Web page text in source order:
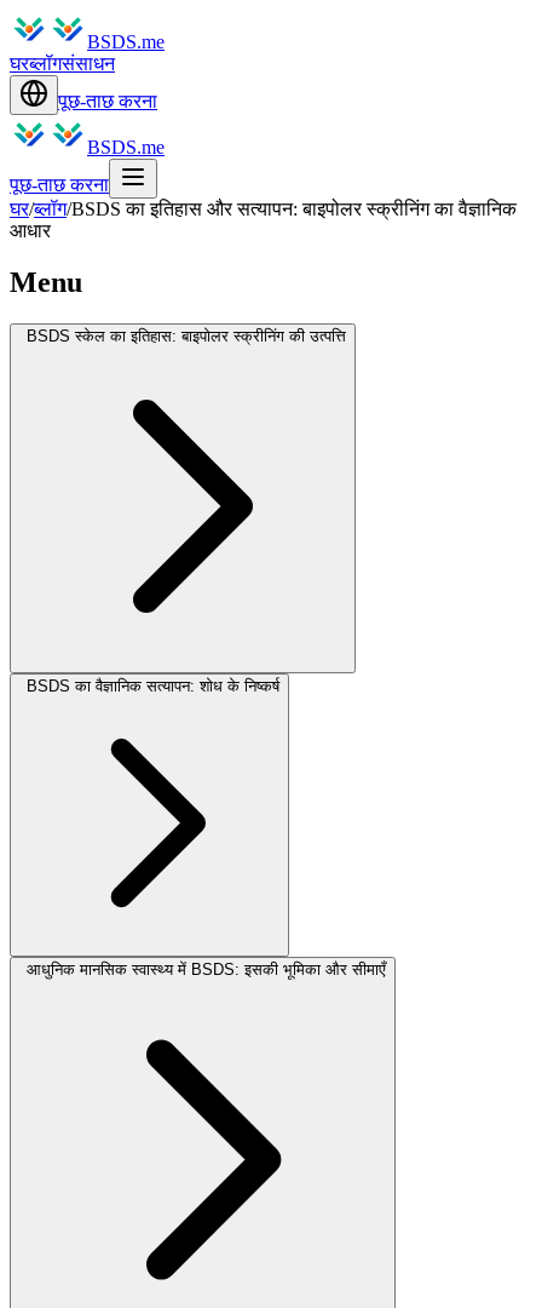
BSDS.me
घरब्लॉगसंसाधन
पूछ-ताछ करना
BSDS.me
पूछ-ताछ करना
घर/ब्लॉग/BSDS का इतिहास और सत्यापन: बाइपोलर स्क्रीनिंग का वैज्ञानिक
आधार
Menu
BSDS स्केल का इतिहास: बाइपोलर स्क्रीनिंग की उत्पत्ति
BSDS का वैज्ञानिक सत्यापन: शोध के निष्कर्ष
आधुनिक मानसिक स्वास्थ्य में BSDS: इसकी भूमिका और सीमाएँ